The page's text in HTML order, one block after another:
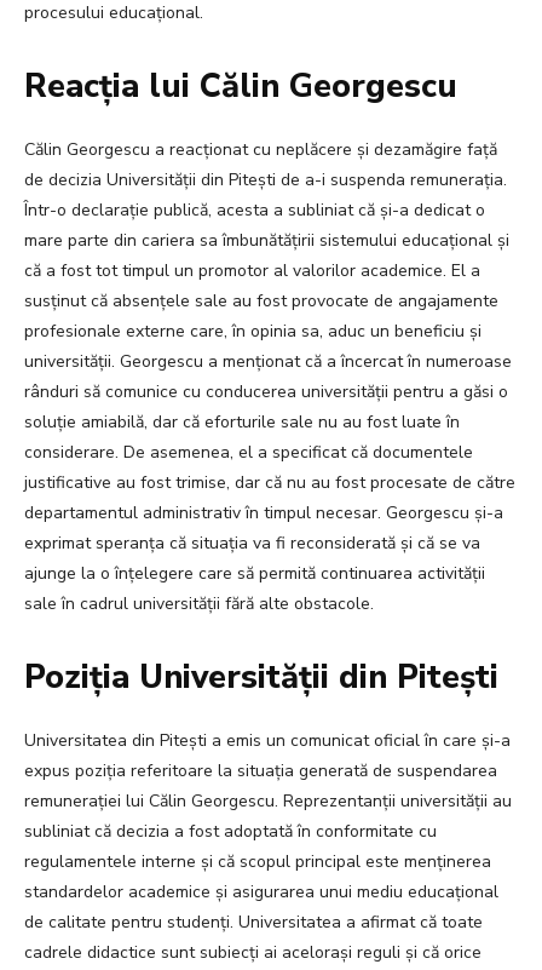
procesului educațional.
Reacția lui Călin Georgescu
Călin Georgescu a reacționat cu neplăcere și dezamăgire față
de decizia Universității din Pitești de a-i suspenda remunerația.
Într-o declarație publică, acesta a subliniat că și-a dedicat o
mare parte din cariera sa îmbunătățirii sistemului educațional și
că a fost tot timpul un promotor al valorilor academice. El a
susținut că absențele sale au fost provocate de angajamente
profesionale externe care, în opinia sa, aduc un beneficiu și
universității. Georgescu a menționat că a încercat în numeroase
rânduri să comunice cu conducerea universității pentru a găsi o
soluție amiabilă, dar că eforturile sale nu au fost luate în
considerare. De asemenea, el a specificat că documentele
justificative au fost trimise, dar că nu au fost procesate de către
departamentul administrativ în timpul necesar. Georgescu și-a
exprimat speranța că situația va fi reconsiderată și că se va
ajunge la o înțelegere care să permită continuarea activității
sale în cadrul universității fără alte obstacole.
Poziția Universității din Pitești
Universitatea din Pitești a emis un comunicat oficial în care și-a
expus poziția referitoare la situația generată de suspendarea
remunerației lui Călin Georgescu. Reprezentanții universității au
subliniat că decizia a fost adoptată în conformitate cu
regulamentele interne și că scopul principal este menținerea
standardelor academice și asigurarea unui mediu educațional
de calitate pentru studenți. Universitatea a afirmat că toate
cadrele didactice sunt subiecți ai acelorași reguli și că orice